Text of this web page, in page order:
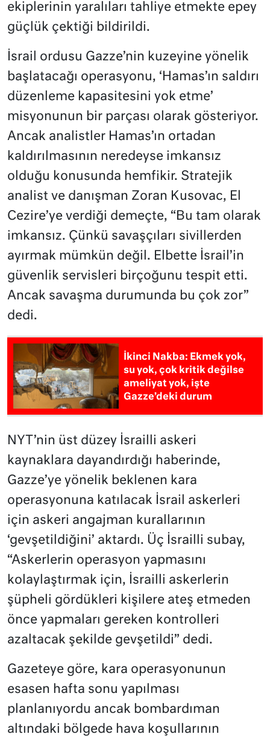
ekiplerinin yaralıları tahliye etmekte epey
güçlük çektiği bildirildi.
İsrail ordusu Gazze’nin kuzeyine yönelik
başlatacağı operasyonu, ‘Hamas’ın saldırı
düzenleme kapasitesini yok etme’
misyonunun bir parçası olarak gösteriyor.
Ancak analistler Hamas’ın ortadan
kaldırılmasının neredeyse imkansız
olduğu konusunda hemfikir. Stratejik
analist ve danışman Zoran Kusovac, El
Cezire’ye verdiği demeçte, “Bu tam olarak
imkansız. Çünkü savaşçıları sivillerden
ayırmak mümkün değil. Elbette İsrail’in
güvenlik servisleri birçoğunu tespit etti.
Ancak savaşma durumunda bu çok zor”
dedi.
İkinci Nakba: Ekmek yok,
su yok, çok kritik değilse
ameliyat yok, işte
Gazze’deki durum
NYT’nin üst düzey İsrailli askeri
kaynaklara dayandırdığı haberinde,
Gazze’ye yönelik beklenen kara
operasyonuna katılacak İsrail askerleri
için askeri angajman kurallarının
‘gevşetildiğini’ aktardı. Üç İsrailli subay,
“Askerlerin operasyon yapmasını
kolaylaştırmak için, İsrailli askerlerin
şüpheli gördükleri kişilere ateş etmeden
önce yapmaları gereken kontrolleri
azaltacak şekilde gevşetildi” dedi.
Gazeteye göre, kara operasyonunun
esasen hafta sonu yapılması
planlanıyordu ancak bombardıman
altındaki bölgede hava koşullarının